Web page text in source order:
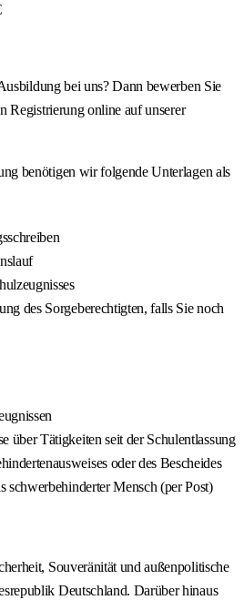
bei uns? Dann bewerben Sie
Registrierung online auf unserer
benötigen wir folgende Unterlagen als
des Sorgeberechtigten, falls Sie noch
über Tätigkeiten seit der Schulentlassung
oder des Bescheides
schwerbehinderter Mensch (per Post)
Souveränität und außenpolitische
Deutschland. Darüber hinaus